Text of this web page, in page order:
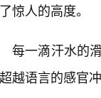
惊人的高度。
每一滴汗水的
越语言的感官冲